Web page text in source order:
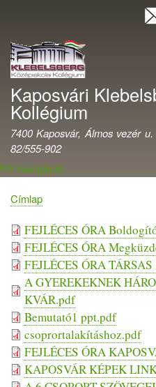
fiók
menüje
Kaposvári
Kollégium
7400 Kaposvár, Álmos vezér
82/555-902
Fő navigáció
Morzsa
Címlap
FájlFEJLÉCES ÓRA
FEJLÉCES ÓRA
FEJLÉCES ÓRA
A GYEREKEKNEK
KVÁR.pdf
Bemutató1 ppt.pdf
csoprortalakításhoz.pdf
FEJLÉCES ÓRA
KAPOSVÁR KÉPEK